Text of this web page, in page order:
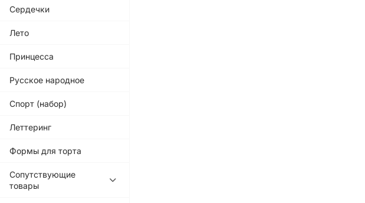
Сердечки
Лето
Принцесса
Русское народное
Спорт (набор)
Леттеринг
Формы для торта
Сопутствующие
товары